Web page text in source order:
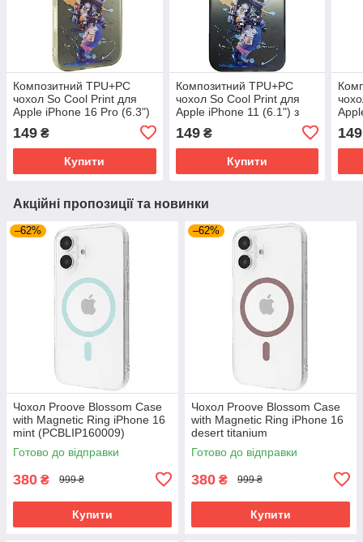
Композитний TPU+PC
чохол So Cool Print для
Apple iPhone 16 Pro (6.3")
Astronaut
149 ₴
Купити
Композитний TPU+PC
чохол So Cool Print для
Apple iPhone 11 (6.1") з
крутим принтом: Astronaut
149₴
Купити
149
Акційні пропозиції та новинки
–62%
Чохол Proove Blossom Case
with Magnetic Ring iPhone 16
mint (PCBLIP160009)
Готово до відправки
380 ₴ 999 ₴
Купити
–62%
Чохол Proove Blossom Case
with Magnetic Ring iPhone 16
desert titanium
(PCBLIP160033)
Готово до відправки
380 ₴ 999 ₴
Купити